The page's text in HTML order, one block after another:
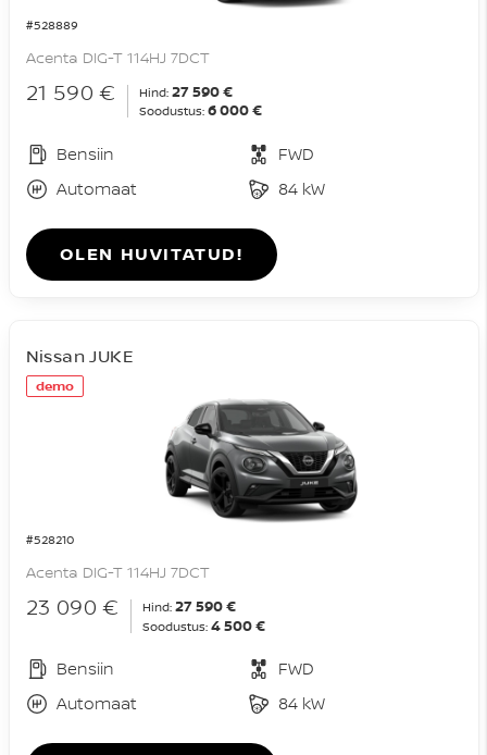
#528889
Acenta DIG-T 114HJ 7DCT
21 590 € Hind: 27 590 €
Soodustus: 6 000 €
Bensiin
FWD
Automaat
84 kW
OLEN HUVITATUD!
demo
#528210
Nissan JUKE
Acenta DIG-T 114HJ 7DCT
23 090 € Hind: 27 590 €
Soodustus: 4 500 €
Bensiin
FWD
Automaat
84 kW